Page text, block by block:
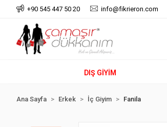
+90 545 447 50 20 info@fikrieron.com
DIŞ GİYİM
Ana Sayfa Erkek İç Giyim Fanila